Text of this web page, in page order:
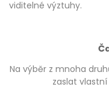
viditelné výztuhy.
Na výběr z mnoha
zaslat